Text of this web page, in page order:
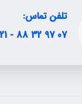
تلفن تماس:
07 97 32 88 - 021